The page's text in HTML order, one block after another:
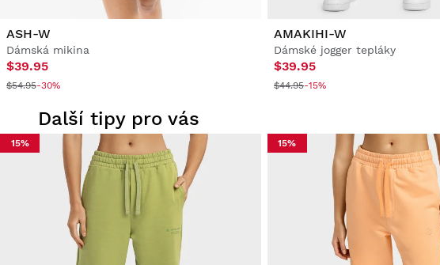
ASH-W
Dámská mikina
$39.95
$54.95-30%
AMAKIHI-W
Dámské jogger tepláky
$39.95
$44.95-15%
Další tipy pro vás
15% 15%